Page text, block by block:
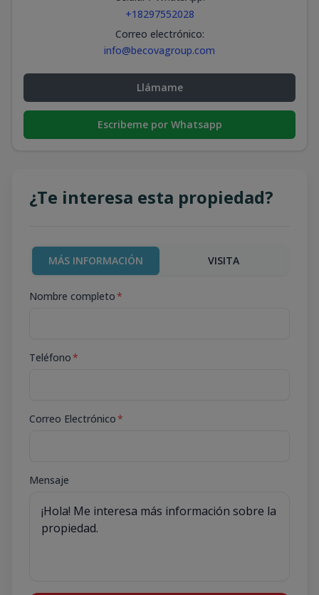
+18297552028
Correo electrónico:
info@becovagroup.com
Llámame
Escribeme por Whatsapp
¿Te interesa esta propiedad?
MÁS INFORMACIÓN VISITA
Nombre completo*
Teléfono*
Correo Electrónico*
Mensaje